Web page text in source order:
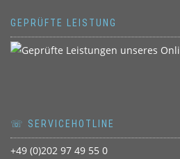
GEPRÜFTE LEISTUNG
☏ SERVICEHOTLINE
+49 (0)202 97 49 55 0